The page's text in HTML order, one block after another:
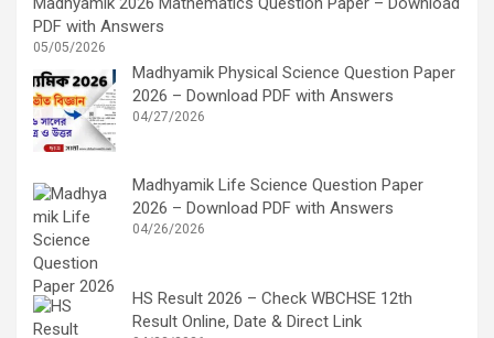
PDF with Answers
05/05/2026
Madhyamik Physical Science Question Paper
2026 – Download PDF with Answers
04/27/2026
Madhyamik Life Science Question Paper
2026 – Download PDF with Answers
04/26/2026
HS Result 2026 – Check WBCHSE 12th
Result Online, Date & Direct Link